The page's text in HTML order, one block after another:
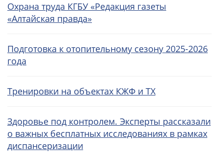
Охрана труда КГБУ «Редакция газеты
«Алтайская правда»
Подготовка к отопительному сезону 2025-2026
года
Тренировки на объектах КЖФ и ТХ
Здоровье под контролем. Эксперты рассказали
о важных бесплатных исследованиях в рамках
диспансеризации